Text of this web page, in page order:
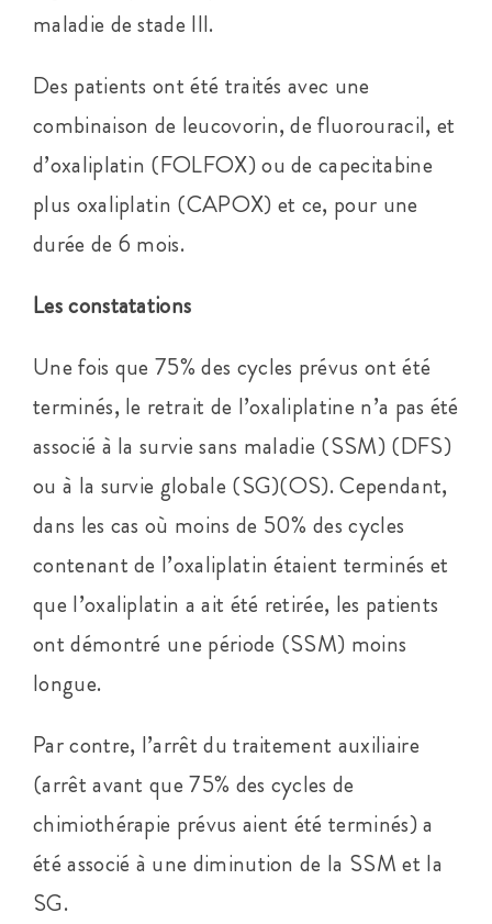
maladie de stade III.
Des patients ont été traités avec une
combinaison de leucovorin, de fluorouracil, et
d’oxaliplatin (FOLFOX) ou de capecitabine
plus oxaliplatin (CAPOX) et ce, pour une
durée de 6 mois.
Les constatations
Une fois que 75% des cycles prévus ont été
terminés, le retrait de l’oxaliplatine n’a pas été
associé à la survie sans maladie (SSM) (DFS)
ou à la survie globale (SG)(OS). Cependant,
dans les cas où moins de 50% des cycles
contenant de l’oxaliplatin étaient terminés et
que l’oxaliplatin a ait été retirée, les patients
ont démontré une période (SSM) moins
longue.
Par contre, l’arrêt du traitement auxiliaire
(arrêt avant que 75% des cycles de
chimiothérapie prévus aient été terminés) a
été associé à une diminution de la SSM et la
SG.